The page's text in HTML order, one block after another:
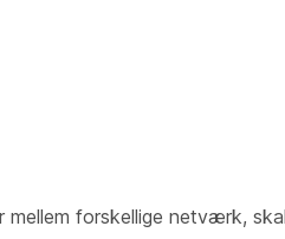
forskellige netværk, skal